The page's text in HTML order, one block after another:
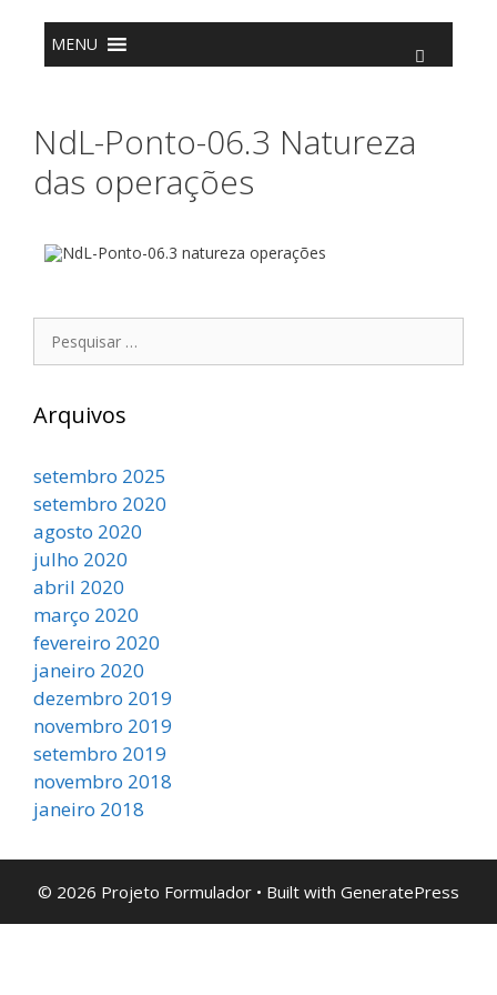
conteúdo
MENU
NdL-Ponto-06.3 Natureza
das operações
Arquivos
setembro 2025
setembro 2020
agosto 2020
julho 2020
abril 2020
março 2020
fevereiro 2020
janeiro 2020
dezembro 2019
novembro 2019
setembro 2019
novembro 2018
janeiro 2018
© 2026 Projeto Formulador • Built with GeneratePress